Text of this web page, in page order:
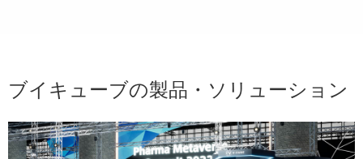
ブイキューブの製品・ソリューション